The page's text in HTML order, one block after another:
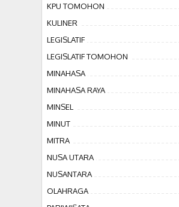
KPU TOMOHON
KULINER
LEGISLATIF
LEGISLATIF TOMOHON
MINAHASA
MINAHASA RAYA
MINSEL
MINUT
MITRA
NUSA UTARA
NUSANTARA
OLAHRAGA